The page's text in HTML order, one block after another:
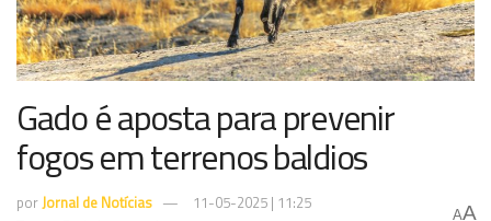
Gado é aposta para prevenir
fogos em terrenos baldios
porJornal de Notícias
11-05-2025 | 11:25
AA